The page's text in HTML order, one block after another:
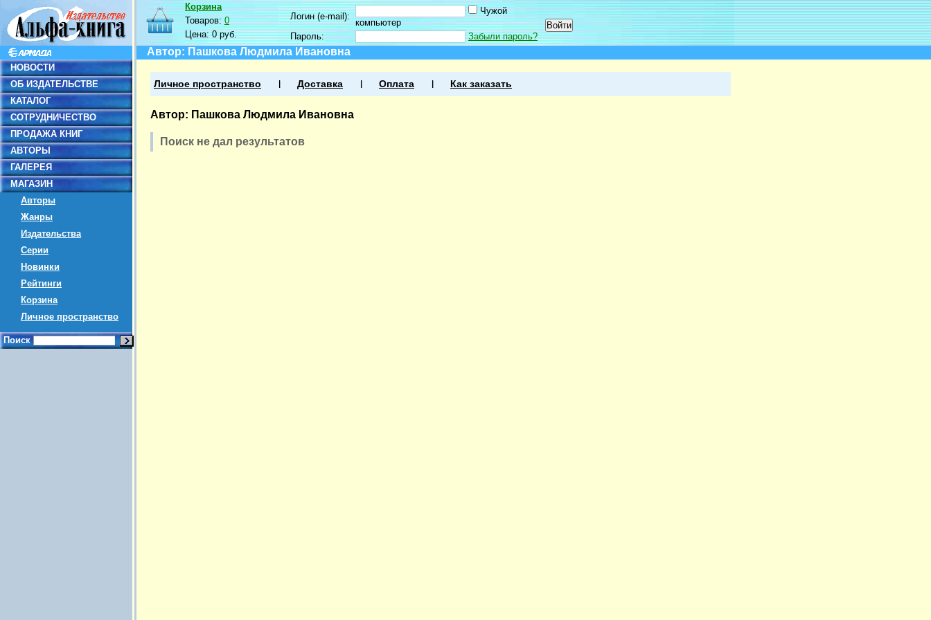
НОВОСТИ
ОБ ИЗДАТЕЛЬСТВЕ
КАТАЛОГ
СОТРУДНИЧЕСТВО
ПРОДАЖА КНИГ
АВТОРЫ
ГАЛЕРЕЯ
МАГАЗИН
Авторы
Жанры
Издательства
Серии
Новинки
Рейтинги
Корзина
Личное пространство
Поиск
Корзина
Товаров:0
Цена:0 руб.
Логин (e-mail):
Чужой
компьютер
Пароль:
Забыли пароль?
Автор: Пашкова Людмила Ивановна
Личное пространство Доставка Оплата Как заказать
Автор: Пашкова Людмила Ивановна
Поиск не дал результатов